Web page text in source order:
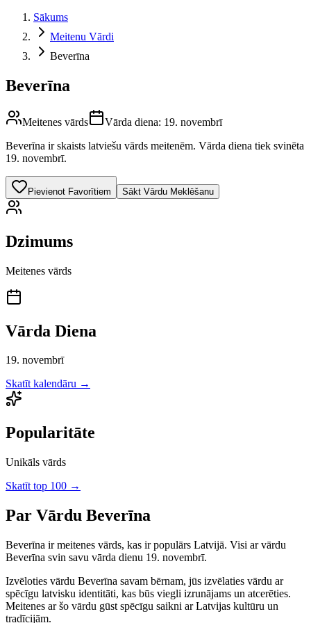
Sākums
Meitenu Vārdi
Beverīna
Beverīna
Meitenes vārds Vārda diena: 19. novembrī
Beverīna ir skaists latviešu vārds meitenēm. Vārda diena tiek svinēta
19. novembrī.
Pievienot Favorītiem Sākt Vārdu Meklēšanu
Dzimums
Meitenes vārds
Vārda Diena
19. novembrī
Skatīt kalendāru →
Popularitāte
Unikāls vārds
Skatīt top 100 →
Par Vārdu Beverīna
Beverīna irmeitenes vārds, kas ir populārs Latvijā. Visi ar vārdu
Beverīna svin savu vārda dienu 19. novembrī.
Izvēloties vārdu Beverīna savam bērnam, jūs izvēlaties vārdu ar
spēcīgu latvisku identitāti, kas būs viegli izrunājams un atcerēties.
Meitenes ar šo vārdu gūst spēcīgu saikni ar Latvijas kultūru un
tradīcijām.